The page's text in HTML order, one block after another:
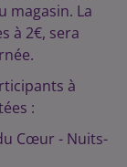
magasin. La
à 2€, sera
à
:
Cœur - Nuits-